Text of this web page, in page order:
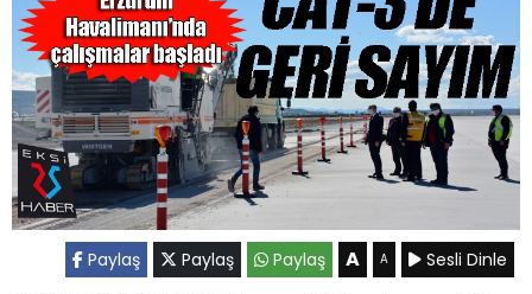
Paylaş Paylaş Paylaş A A
Sesli Dinle